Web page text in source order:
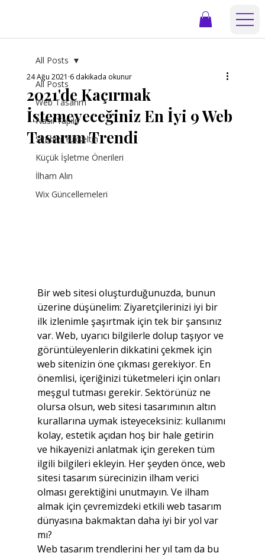
All Posts
Web Tasarım
Nasıl Yapılır
Sitenizi Yükseltin
Küçük İşletme Önerileri
İlham Alın
Wix Güncellemeleri
All Posts
2021'de Kaçırmak
İstemeyeceğiniz En İyi 9 Web
Tasarım Trendi
24 Ağu 2021 6 dakikada okunur
Bir web sitesi oluşturduğunuzda, bunun
üzerine düşünelim: Ziyaretçilerinizi iyi bir
ilk izlenimle şaşırtmak için tek bir şansınız
var. Web, uyarıcı bilgilerle dolup taşıyor ve
görüntüleyenlerin dikkatini çekmek için
web sitenizin öne çıkması gerekiyor. En
önemlisi, içeriğinizi tüketmeleri için onları
meşgul tutması gerekir. Sektörünüz ne
olursa olsun, web sitesi tasarımının altın
kurallarına uymak isteyeceksiniz: kullanımı
kolay, estetik açıdan hoş bir hale getirin
ve hikayenizi anlatmak için gereken tüm
ilgili bilgileri ekleyin. Her şeyden önce, web
sitesi tasarım sürecinizin ilham verici
olması gerektiğini unutmayın. Ve ilham
almak için çevremizdeki etkili web tasarım
dünyasına bakmaktan daha iyi bir yol var
mı?
Web tasarım trendlerini her yıl tam da bu